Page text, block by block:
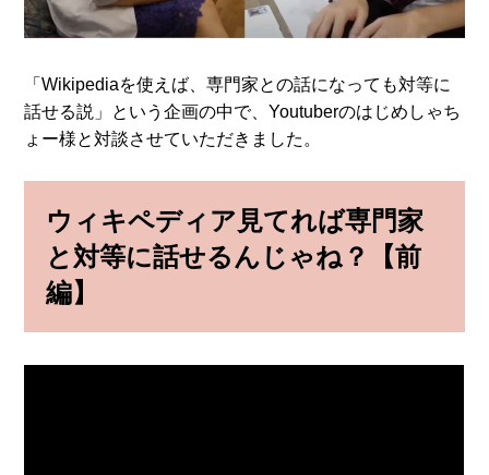
「Wikipediaを使えば、専門家との話になっても対等に
話せる説」という企画の中で、Youtuberのはじめしゃち
ょー様と対談させていただきました。
ウィキペディア見てれば専門家
と対等に話せるんじゃね？【前
編】